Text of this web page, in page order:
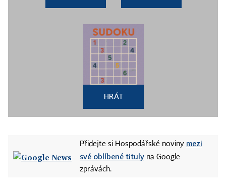
HRÁT
Přidejte si Hospodářské noviny mezi
své oblíbené tituly na Google
zprávách.